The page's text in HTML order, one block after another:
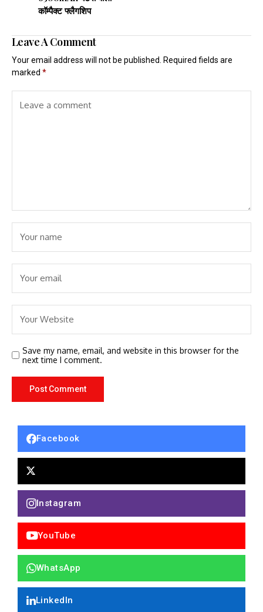
कॉम्पैक्ट फ्लैगशिप
Leave A Comment
Your email address will not be published.
Required fields are
marked *
Save my name, email, and website in this browser for the
next time I comment.
Facebook
Instagram
YouTube
WhatsApp
LinkedIn